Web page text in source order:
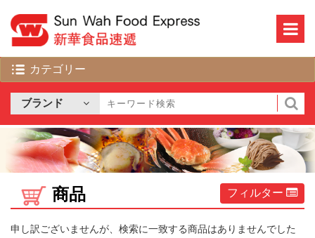
商品 フィルター
申し訳ございませんが、検索に一致する商品はありませんでした